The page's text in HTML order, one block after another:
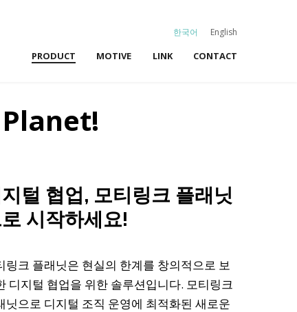
한국어 English
PRODUCT MOTIVE LINK CONTACT
털 협업, 모티링크 플래닛
시작하세요!
링크 플래닛은 현실의 한계를 창의적으로 보
디지털 협업을 위한 솔루션입니다. 모티링크
닛으로 디지털 조직 운영에 최적화된 새로운